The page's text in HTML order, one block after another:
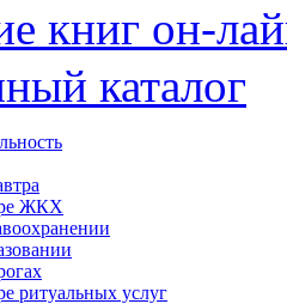
книг он-
каталог
ЖКХ
ритуальных услуг